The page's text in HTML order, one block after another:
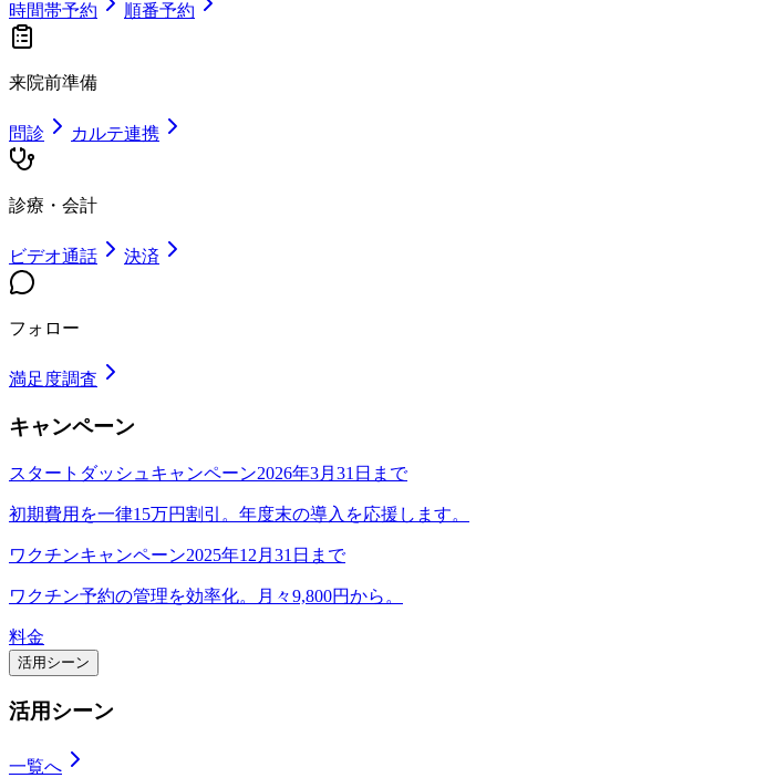
時間帯予約 順番予約
来院前準備
問診 カルテ連携
診療・会計
ビデオ通話 決済
フォロー
満足度調査
キャンペーン
スタートダッシュキャンペーン2026年3月31日まで
初期費用を一律15万円割引。年度末の導入を応援します。
ワクチンキャンペーン2025年12月31日まで
ワクチン予約の管理を効率化。月々9,800円から。
料金
活用シーン
活用シーン
一覧へ